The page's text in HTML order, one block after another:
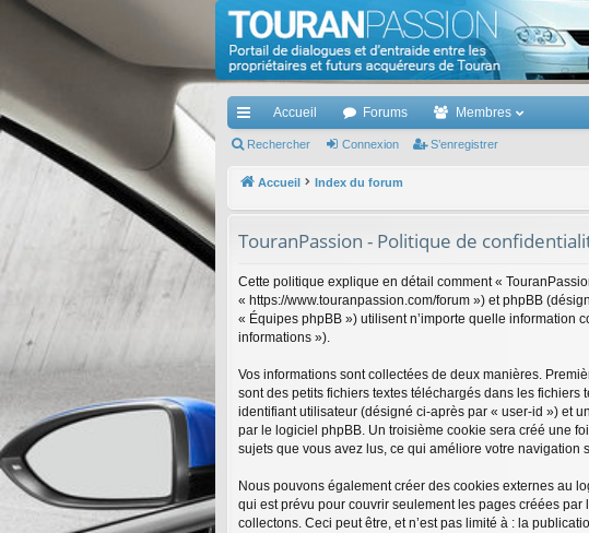
TouranPassion
Le forum des propriétaires ou futurs acquéreurs du Volkswagen
cc
ès
ra
de
Accueil Forums Membres
Rechercher Connexion S’enregistrer
Accueil Index du forum
TouranPassion - Politique de
Cette politique explique en détail comment «
« https://www.touranpassion.com/forum ») et phpBB
« Équipes phpBB ») utilisent n’importe quelle information
informations »).
Vos informations sont collectées de deux manières.
sont des petits fichiers textes téléchargés dans les
identifiant utilisateur (désigné ci-après par « user-id ») et
par le logiciel phpBB. Un troisième cookie sera créé une
sujets que vous avez lus, ce qui améliore votre navigation
Nous pouvons également créer des cookies externes au
qui est prévu pour couvrir seulement les pages créées
collectons. Ceci peut être, et n’est pas limité à : la